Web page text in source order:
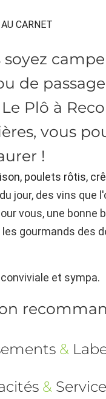
CARNET
soyez
de
Plô à
vous
!
poulets rôtis,
jour, des vins que
vous, une bonne
les gourmands des
et sympa.
&
&